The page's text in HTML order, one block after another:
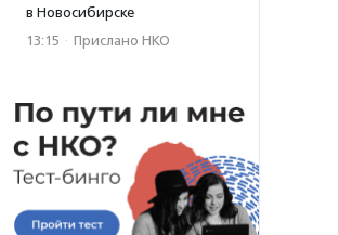
в Новосибирске
13:15 · Прислано НКО